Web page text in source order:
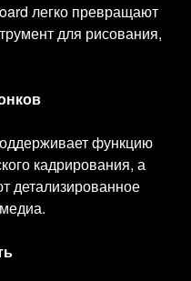
легко превращают
для рисования,
функцию
кадрирования, а
детализированное